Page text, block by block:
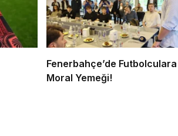
Fenerbahçe’de Futbolculara
Moral Yemeği!